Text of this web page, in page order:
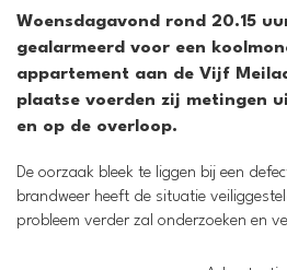
Woensdagavond rond 20.15
gealarmeerd voor een
appartement aan de Vijf
plaatse voerden zij metingen
en op de overloop.
De oorzaak bleek te liggen bij een
brandweer heeft de situatie
probleem verder zal onderzoeken en